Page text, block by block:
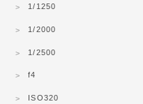
1/1250
1/2000
1/2500
f4
ISO320